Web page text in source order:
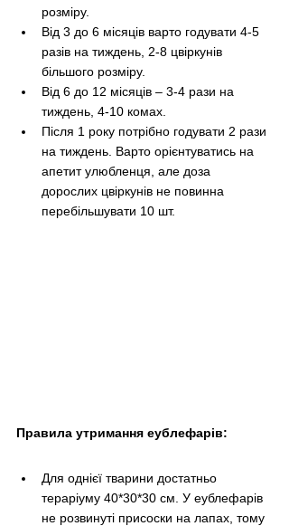
розміру.
Від 3 до 6 місяців варто годувати 4-5
разів на тиждень, 2-8 цвіркунів
більшого розміру.
Від 6 до 12 місяців – 3-4 рази на
тиждень, 4-10 комах.
Після 1 року потрібно годувати 2 рази
на тиждень. Варто орієнтуватись на
апетит улюбленця, але доза
дорослих цвіркунів не повинна
перебільшувати 10 шт.
Правила утримання еублефарів:
Для однієї тварини достатньо
тераріуму 40*30*30 см. У еублефарів
не розвинуті присоски на лапах, тому